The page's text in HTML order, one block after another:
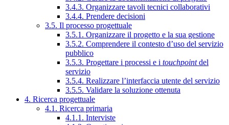
3.4.3. Organizzare tavoli tecnici collaborativi
3.4.4. Prendere decisioni
3.5. Il processo progettuale
3.5.1. Organizzare il progetto e la sua gestione
3.5.2. Comprendere il contesto d’uso del servizio
pubblico
3.5.3. Progettare i processi e i touchpointdel
servizio
3.5.4. Realizzare l’interfaccia utente del servizio
3.5.5. Validare la soluzione ottenuta
4. Ricerca progettuale
4.1. Ricerca primaria
4.1.1. Interviste